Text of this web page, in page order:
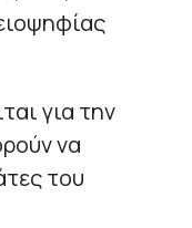
για την
να
του